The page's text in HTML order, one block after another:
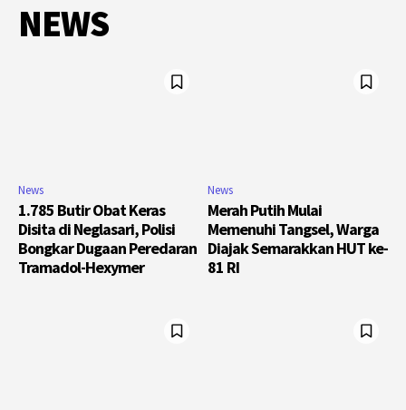
NEWS
News
1.785 Butir Obat Keras
Disita di Neglasari, Polisi
Bongkar Dugaan Peredaran
Tramadol-Hexymer
News
Merah Putih Mulai
Memenuhi Tangsel, Warga
Diajak Semarakkan HUT ke-
81 RI